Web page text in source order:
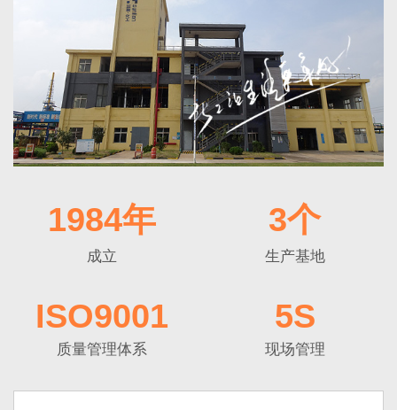
1984年
成立
3个
生产基地
ISO9001
质量管理体系
5S
现场管理